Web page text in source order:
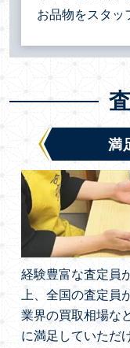
お品物をスタッ
満
経験豊富な査定員
上、全国の査定員
業界の買取相場な
に満足していただ